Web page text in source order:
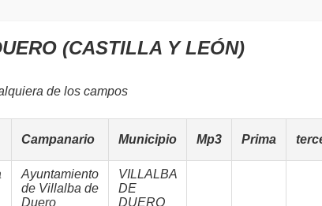
(CASTILLA Y LEÓN)
de los campos
Campanario Municipio Mp3 Prima
Ayuntamiento
de Villalba de
Duero
VILLALBA
DE
DUERO